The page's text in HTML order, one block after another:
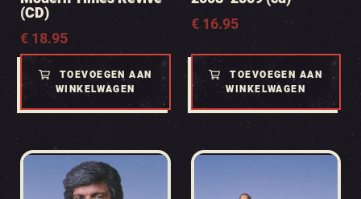
(CD)
€18.95
TOEVOEGEN AAN
WINKELWAGEN
€16.95
TOEVOEGEN AAN
WINKELWAGEN